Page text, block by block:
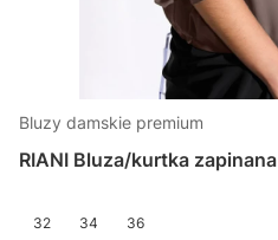
Bluzy damskie premium
RIANI Bluza/kurtka zapinana
32 34 36